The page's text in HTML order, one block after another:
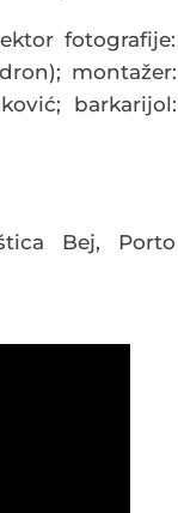
fotografije:
montažer:
barkarijol:
Bej, Porto